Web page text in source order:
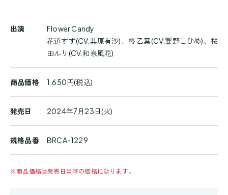
品
出演
Flower Candy
花道すず(CV.其原有沙)、柊 乙葉(CV.響野こひめ)、桜
田ルリ(CV.和泉風花)
商品価格 1,650円(税込)
発売日 2024年7月23日(火)
規格品番 BRCA-1229
※商品価格は発売日当時の価格になります。